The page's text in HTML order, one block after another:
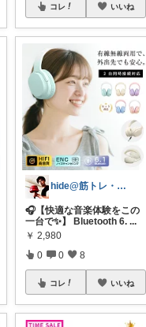
コレ いいね
hide@筋トレ・健康・ダイエット
🎧【快適な音楽体験をこの
一台で✨】 Bluetooth 6. ...
￥ 2,980
0 0 8
コレ いいね